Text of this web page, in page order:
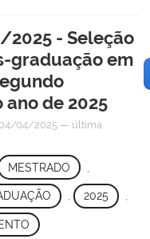
2025 - Seleção
graduação em
de 2025
04/04/2025 — última
MESTRADO
, 2025 ,